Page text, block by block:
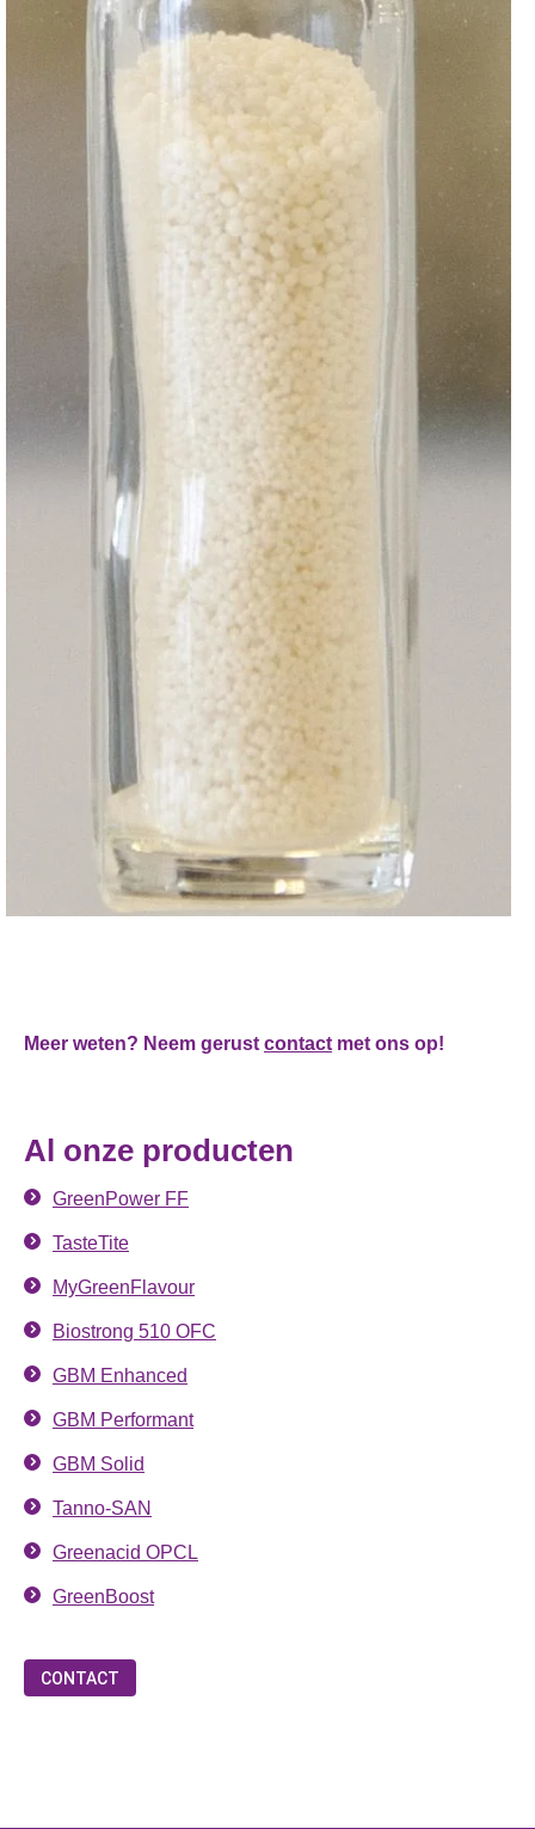
Meer weten? Neem gerust contact met ons op!
Al onze producten
GreenPower FF
TasteTite
MyGreenFlavour
Biostrong 510 OFC
GBM Enhanced
GBM Performant
GBM Solid
Tanno-SAN
Greenacid OPCL
GreenBoost
CONTACT